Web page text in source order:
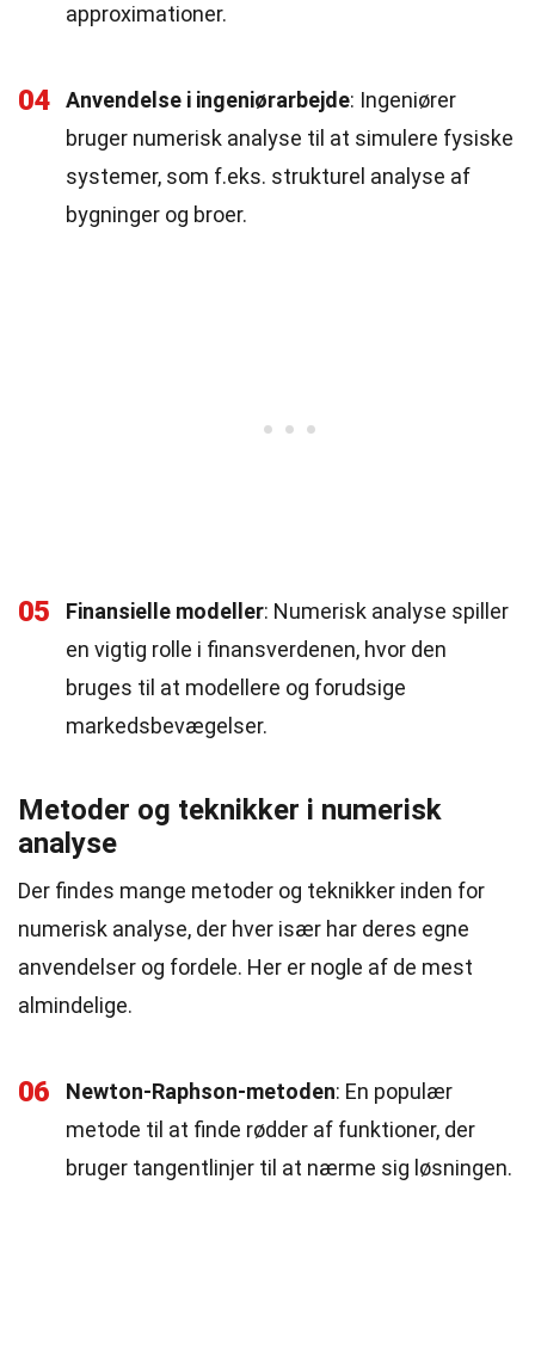
approximationer.
04 Anvendelse i ingeniørarbejde: Ingeniører
bruger numerisk analyse til at simulere fysiske
systemer, som f.eks. strukturel analyse af
bygninger og broer.
05 Finansielle modeller: Numerisk analyse spiller
en vigtig rolle i finansverdenen, hvor den
bruges til at modellere og forudsige
markedsbevægelser.
Metoder og teknikker i numerisk
analyse
Der findes mange metoder og teknikker inden for
numerisk analyse, der hver især har deres egne
anvendelser og fordele. Her er nogle af de mest
almindelige.
06 Newton-Raphson-metoden: En populær
metode til at finde rødder af funktioner, der
bruger tangentlinjer til at nærme sig løsningen.